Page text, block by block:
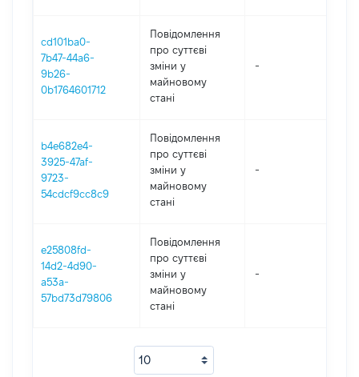
cd101ba0-
7b47-44a6-
9b26-
0b1764601712
Повідомлення
про суттєві
зміни y
майновому
стані
-
b4e682e4-
3925-47af-
9723-
54cdcf9cc8c9
Повідомлення
про суттєві
зміни y
майновому
стані
-
e25808fd-
14d2-4d90-
a53a-
57bd73d79806
Повідомлення
про суттєві
зміни y
майновому
стані
-